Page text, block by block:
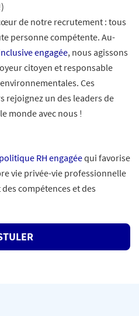
de notre recrutement : tous
personne compétente. Au-
engagée, nous agissons
citoyen et responsable
Ces
rejoignez un des leaders de
monde avec nous !
politique RH engagéequi favorise
vie privée-vie professionnelle
compétences et des